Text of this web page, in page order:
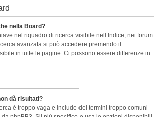
nella Board?
nel riquadro di ricerca visibile nell’Indice, nei forum
avanzata si può accedere premendo il
in tutte le pagine. Ci possono essere differenze in
dà risultati?
è troppo vaga e include dei termini troppo comuni